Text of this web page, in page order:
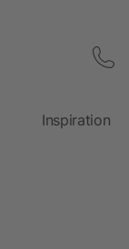
Inspiration